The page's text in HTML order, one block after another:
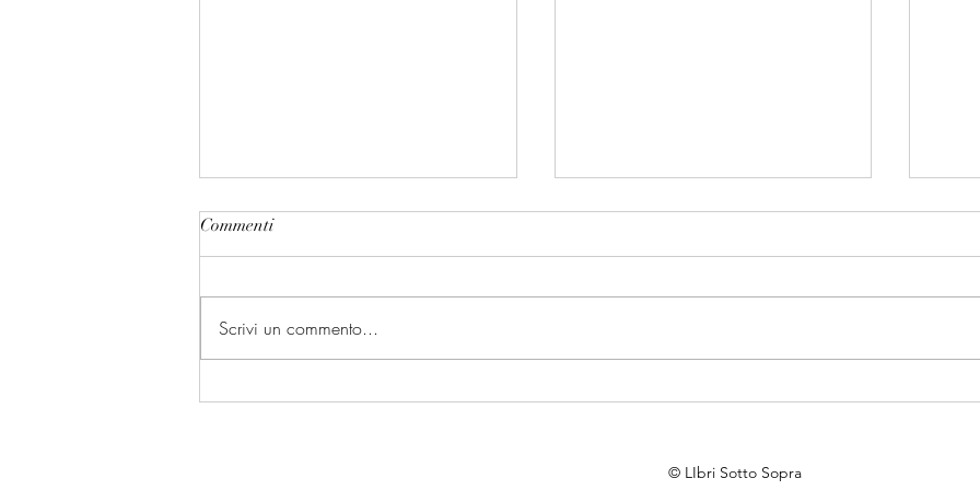
Commenti
Scrivi un commento...
© LIbri Sotto Sopra